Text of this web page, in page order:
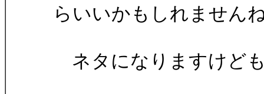
らいいかもしれません
ネタになりますけど